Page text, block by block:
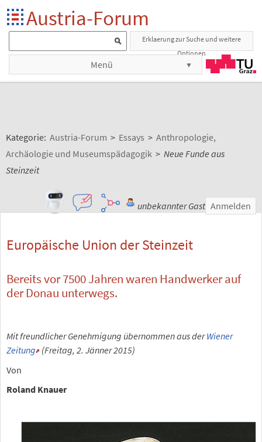
Austria-Forum
Erklaerung zur Suche und weitere
Optionen
Menü
Kategorie: Austria-Forum > Essays > Anthropologie,
Archäologie und Museumspädagogik > Neue Funde aus
Steinzeit
unbekannter Gast Anmelden
Europäische Union der Steinzeit
Bereits vor 7500 Jahren waren Handwerker auf
der Donau unterwegs.
Mit freundlicher Genehmigung übernommen aus derWiener
Zeitung (Freitag, 2. Jänner 2015)
Von
Roland Knauer